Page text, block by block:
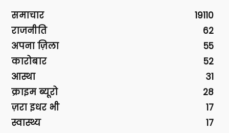
समाचार
19110
राजनीति
62
अपना ज़िला
55
कारोबार
52
आस्था
31
क्राइम ब्यूरो
28
ज़रा इधर भी
17
स्वास्थ्य
17